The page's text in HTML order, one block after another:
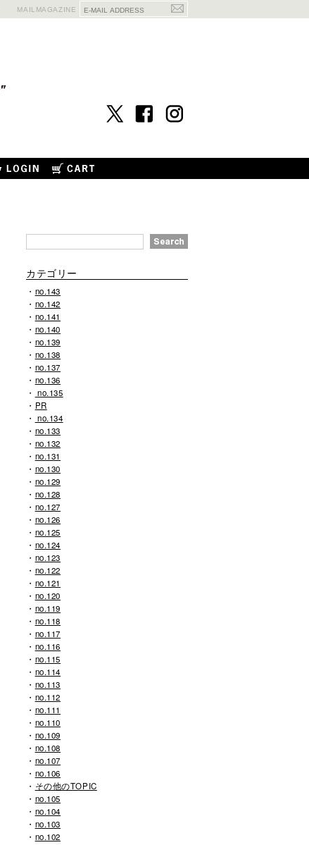
MAILMAGAZINE
カテゴリー
no.143
no.142
no.141
no.140
no.139
no.138
no.137
no.136
no.135
PR
no.134
no.133
no.132
no.131
no.130
no.129
no.128
no.127
no.126
no.125
no.124
no.123
no.122
no.121
no.120
no.119
no.118
no.117
no.116
no.115
no.114
no.113
no.112
no.111
no.110
no.109
no.108
no.107
no.106
その他のTOPIC
no.105
no.104
no.103
no.102